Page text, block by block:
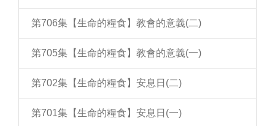
第706集【生命的糧食】教會的意義(二)
第705集【生命的糧食】教會的意義(一)
第702集【生命的糧食】安息日(二)
第701集【生命的糧食】安息日(一)